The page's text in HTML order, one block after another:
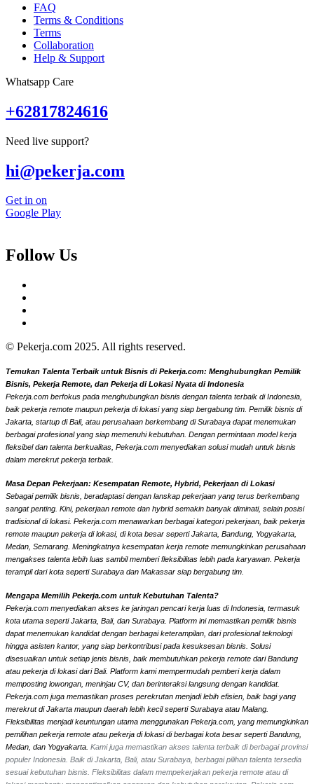
FAQ
Terms & Conditions
Terms
Collaboration
Help & Support
Whatsapp Care
+62817824616
Need live support?
hi@pekerja.com
Get in on
Google Play
Follow Us
© Pekerja.com 2025. All rights reserved.
Temukan Talenta Terbaik untuk Bisnis di Pekerja.com: Menghubungkan Pemilik
Bisnis, Pekerja Remote, dan Pekerja di Lokasi Nyata di Indonesia
Pekerja.com berfokus pada menghubungkan bisnis dengan talenta terbaik di Indonesia,
baik pekerja remote maupun pekerja di lokasi yang siap bergabung tim. Pemilik bisnis di
Jakarta, startup di Bali, atau perusahaan berkembang di Surabaya dapat menemukan
berbagai profesional yang siap memenuhi kebutuhan. Dengan permintaan model kerja
fleksibel dan talenta berkualitas, Pekerja.com menyediakan solusi mudah untuk bisnis
dalam merekrut pekerja terbaik.
Masa Depan Pekerjaan: Kesempatan Remote, Hybrid, Pekerjaan di Lokasi
Sebagai pemilik bisnis, beradaptasi dengan lanskap pekerjaan yang terus berkembang
sangat penting. Kini, pekerjaan remote dan hybrid semakin banyak diminati, selain posisi
tradisional di lokasi. Pekerja.com menawarkan berbagai kategori pekerjaan, baik pekerja
remote maupun pekerja di lokasi, di kota besar seperti Jakarta, Bandung, Yogyakarta,
Medan, Semarang. Meningkatnya kesempatan kerja remote memungkinkan perusahaan
mengakses talenta lebih luas sambil memberi fleksibilitas lebih pada karyawan. Pekerja
terampil dari kota seperti Surabaya dan Makassar siap bergabung tim.
Mengapa Memilih Pekerja.com untuk Kebutuhan Talenta?
Pekerja.com menyediakan akses ke jaringan pencari kerja luas di Indonesia, termasuk
kota utama seperti Jakarta, Bali, dan Surabaya. Platform ini memastikan pemilik bisnis
dapat menemukan kandidat dengan berbagai keterampilan, dari profesional teknologi
hingga asisten kantor, yang siap berkontribusi pada kesuksesan bisnis. Solusi
disesuaikan untuk setiap jenis bisnis, baik membutuhkan pekerja remote dari Bandung
atau pekerja di lokasi dari Bali. Platform kami mempermudah pemberi kerja dalam
memposting lowongan, meninjau CV, dan berinteraksi langsung dengan kandidat.
Pekerja.com juga memastikan proses perekrutan menjadi lebih efisien, baik bagi yang
merekrut di Jakarta maupun daerah lebih kecil seperti Surabaya atau Malang.
Fleksibilitas menjadi keuntungan utama menggunakan Pekerja.com, yang memungkinkan
pemilihan pekerja remote atau pekerja di lokasi di berbagai kota besar seperti Bandung,
Medan, dan Yogyakarta. Kami juga memastikan akses talenta terbaik di berbagai provinsi
populer Indonesia. Baik di Jakarta, Bali, atau Surabaya, berbagai pilihan talenta tersedia
sesuai kebutuhan bisnis. Fleksibilitas dalam mempekerjakan pekerja remote atau di